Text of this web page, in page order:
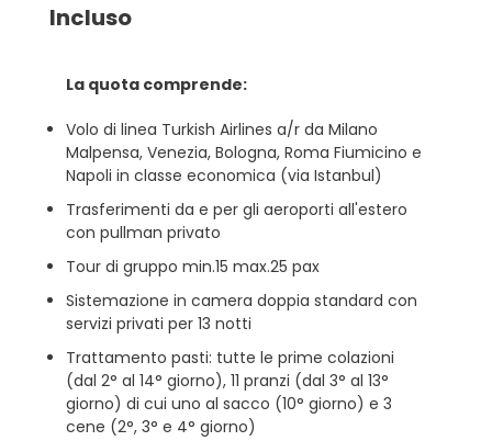
Incluso
La quota comprende:
Volo di linea Turkish Airlines a/r da Milano
Malpensa, Venezia, Bologna, Roma Fiumicino e
Napoli in classe economica (via Istanbul)
Trasferimenti da e per gli aeroporti all'estero
con pullman privato
Tour di gruppo min.15 max.25 pax
Sistemazione in camera doppia standard con
servizi privati per 13 notti
Trattamento pasti: tutte le prime colazioni
(dal 2° al 14° giorno), 11 pranzi (dal 3° al 13°
giorno) di cui uno al sacco (10° giorno) e 3
cene (2°, 3° e 4° giorno)